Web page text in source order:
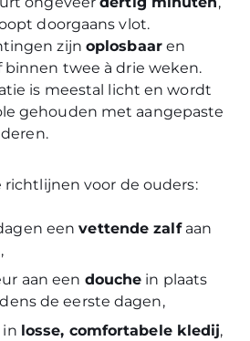
doorgaans vlot.
zijn oplosbaaren
binnen twee à drie weken.
is meestal licht en wordt
gehouden met aangepaste
voor de ouders:
eenvettende zalfaan
aan een douche in plaats
de eerste dagen,
in losse, comfortabele kledij,